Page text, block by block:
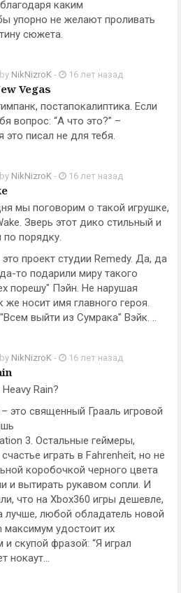
каким
упорно не желают проливать
сюжета.
NikNizroK - 16 лет назад
Vegas
постапокалиптика. Если
вопрос: “А что это?” –
это писал не для тебя.
NikNizroK - 16 лет назад
мы поговорим о такой игрушке,
Зверь этот дико стильный и
порядку.
проект студии Remedy. Да, да
то подарили миру такого
порешу" Пэйн. Не нарушая
же носит имя главного героя.
выйти из Сумрака" Вэйк. ..
NikNizroK - 16 лет назад
Rain?
это священный Грааль игровой
3. Остальные геймеры,
играть в Fahrenheit, но не
коробочкой черного цвета
и вытирать рукавом сопли. И
что на Xbox360 игры дешевле,
лучше, любой обладатель новой
максимум удостоит их
скупой фразой: “Я играл
нокаут…